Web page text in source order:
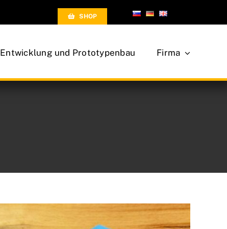
SHOP
Entwicklung und Prototypenbau Firma